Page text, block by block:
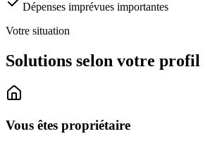
Dépenses imprévues importantes
Votre situation
Solutions selon votre profil
Vous êtes propriétaire